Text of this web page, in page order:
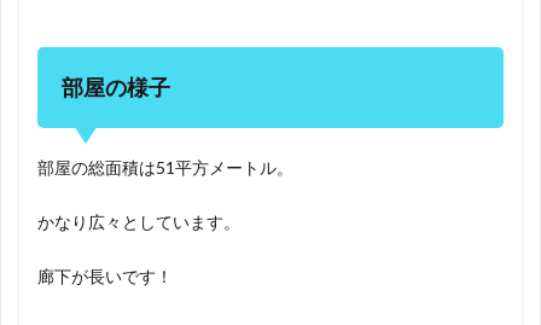
部屋の様子
部屋の総面積は51平方メートル。
かなり広々としています。
廊下が長いです！